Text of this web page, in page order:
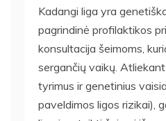
Kadangi liga yra
pagrindinė profilaktikos
konsultacija šeimoms,
sergančių vaikų.
tyrimus ir genetinius
paveldimos ligos rizikai),